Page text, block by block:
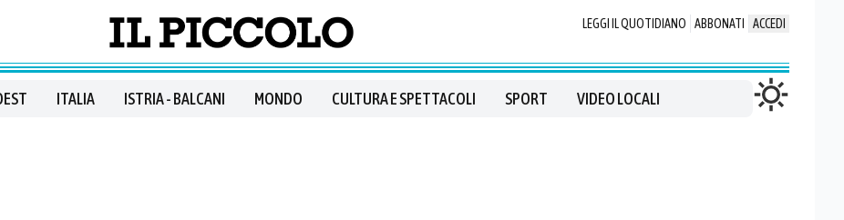
LEGGI IL QUOTIDIANO ABBONATI ACCEDI
ITALIA ISTRIA - BALCANI MONDO CULTURA E SPETTACOLI SPORT VIDEO LOCALI